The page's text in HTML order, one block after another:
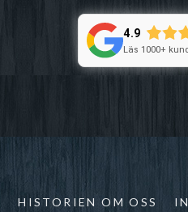
4.9
Läs 1000+
HISTORIEN OM OSS